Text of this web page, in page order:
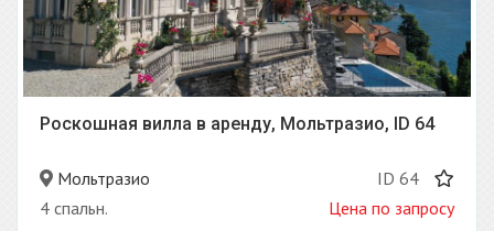
Роскошная вилла в аренду, Мольтразио, ID 64
Мольтразио
ID 64
4 спальн.
Цена по запросу